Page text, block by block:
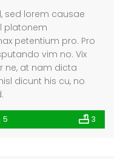
sed lorem causae
platonem
petentium pro. Pro
vim no. Vix
ne, at nam dicta
dicunt his cu, no
5 3